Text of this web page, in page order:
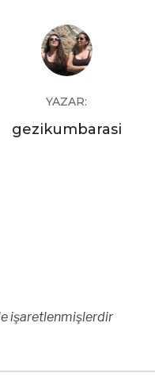
YAZAR:
gezikumbarasi
işaretlenmişlerdir